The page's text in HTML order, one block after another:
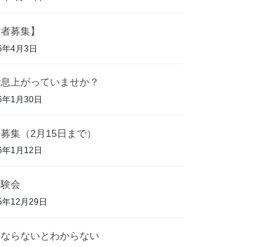
募集】
4月3日
上がっていませか？
1月30日
集（2月15日まで）
1月12日
会
12月29日
らないとわからない